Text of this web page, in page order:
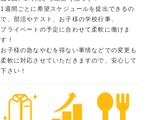
1週間ごとに希望スケジュールを提出できるの
で、部活やテスト、お子様の学校行事、
プライベートの予定に合わせて柔軟に働けま
す！
お子様の急なやむを得ない事情などでの変更も
柔軟に対応させていただきますので、安心して
下さい！